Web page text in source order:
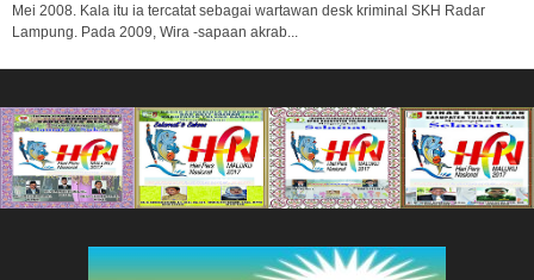
Mei 2008. Kala itu ia tercatat sebagai wartawan desk kriminal SKH Radar
Lampung. Pada 2009, Wira -sapaan akrab...